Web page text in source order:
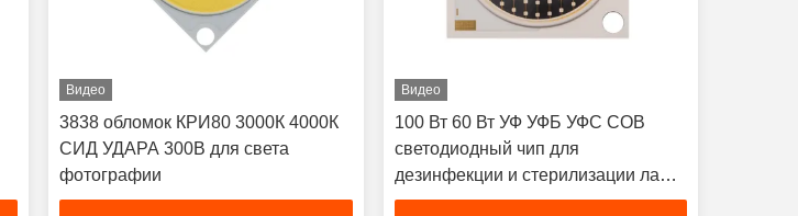
Видео
3838 обломок КРИ80 3000К 4000К
СИД УДАРА 300В для света
фотографии
Видео
100 Вт 60 Вт УФ УФБ УФС COB
светодиодный чип для
дезинфекции и стерилизации ламп,
медицинских лампочек для ногтей